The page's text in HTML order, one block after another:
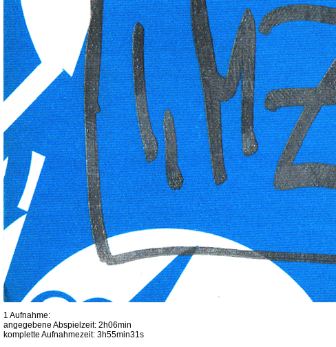
1 Aufnahme:
angegebene Abspielzeit: 2h06min
komplette Aufnahmezeit: 3h55min31s